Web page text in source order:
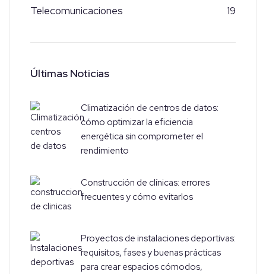
Telecomunicaciones 19
Últimas Noticias
Climatización de centros de datos:
cómo optimizar la eficiencia
energética sin comprometer el
rendimiento
Construcción de clínicas: errores
frecuentes y cómo evitarlos
Proyectos de instalaciones deportivas:
requisitos, fases y buenas prácticas
para crear espacios cómodos,